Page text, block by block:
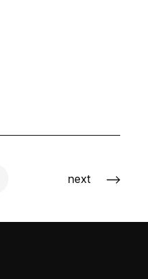
next